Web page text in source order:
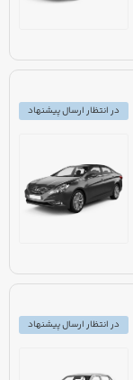
در انتظار ارسال پیشنهاد
در انتظار ارسال پیشنهاد